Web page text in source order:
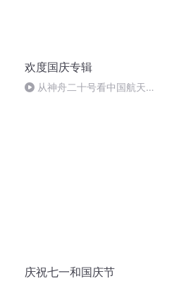
欢度国庆专辑
从神舟二十号看中国航天
庆祝七一和国庆节